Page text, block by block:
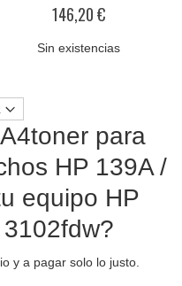
146,20 €
Sin existencias
para
HP 139A /
equipo HP
y a pagar solo lo justo.